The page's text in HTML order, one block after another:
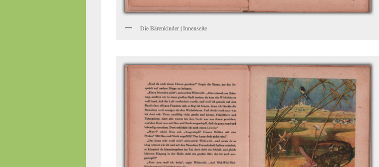
Die Bärenkinder | Innenseite